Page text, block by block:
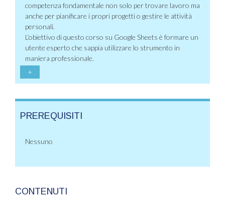
competenza fondamentale non solo per trovare lavoro ma
anche per pianificare i propri progetti o gestire le attività
personali.
L’obiettivo di questo corso su Google Sheets è formare un
utente esperto che sappia utilizzare lo strumento in
maniera professionale.
+
PREREQUISITI
Nessuno
CONTENUTI